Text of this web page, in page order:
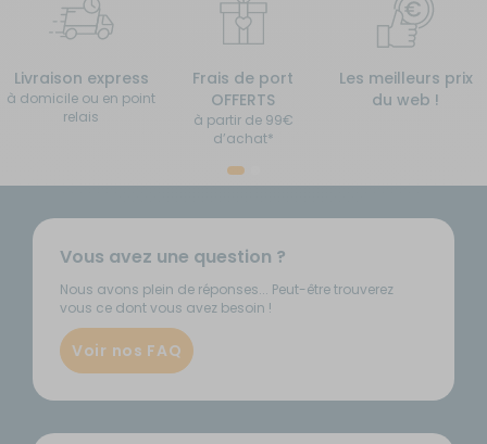
Livraison express
à domicile ou en point
relais
Frais de port
OFFERTS
à partir de 99€
d’achat*
Les meilleurs prix
du web !
Vous avez une question ?
Nous avons plein de réponses... Peut-être trouverez
vous ce dont vous avez besoin !
Voir nos FAQ